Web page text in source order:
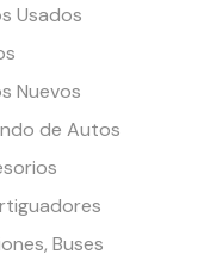
Usados
Nuevos
de Autos
Buses